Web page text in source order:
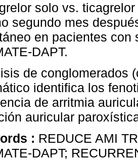
solo vs.
segundo mes
en pacientes
DAPT.
de conglomerados
identifica los
de arritmia
auricular
: REDUCE AMI
DAPT;